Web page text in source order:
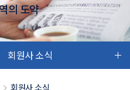
의 도약
회원사 소식
회원사 소식